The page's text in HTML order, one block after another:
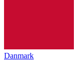
Danmark